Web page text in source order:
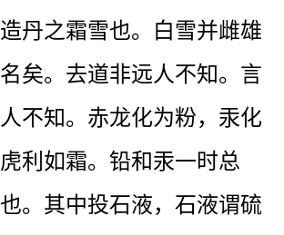
丹之霜雪也。白雪并雌雄
矣。去道非远人不知。言
不知。赤龙化为粉，汞化
利如霜。铅和汞一时总
。其中投石液，石液谓硫